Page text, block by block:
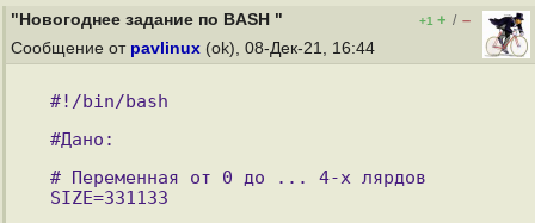
"Новогоднее задание по BASH " +1 + / –
Сообщение от pavlinux (ok), 08-Дек-21, 16:44
#!/bin/bash
#Дано:
# Переменная от 0 до ... 4-х лярдов
SIZE=331133